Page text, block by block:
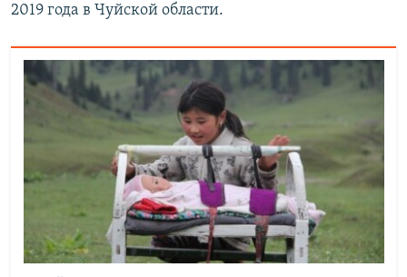
2019 года в Чуйской области.